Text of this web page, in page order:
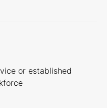
or established